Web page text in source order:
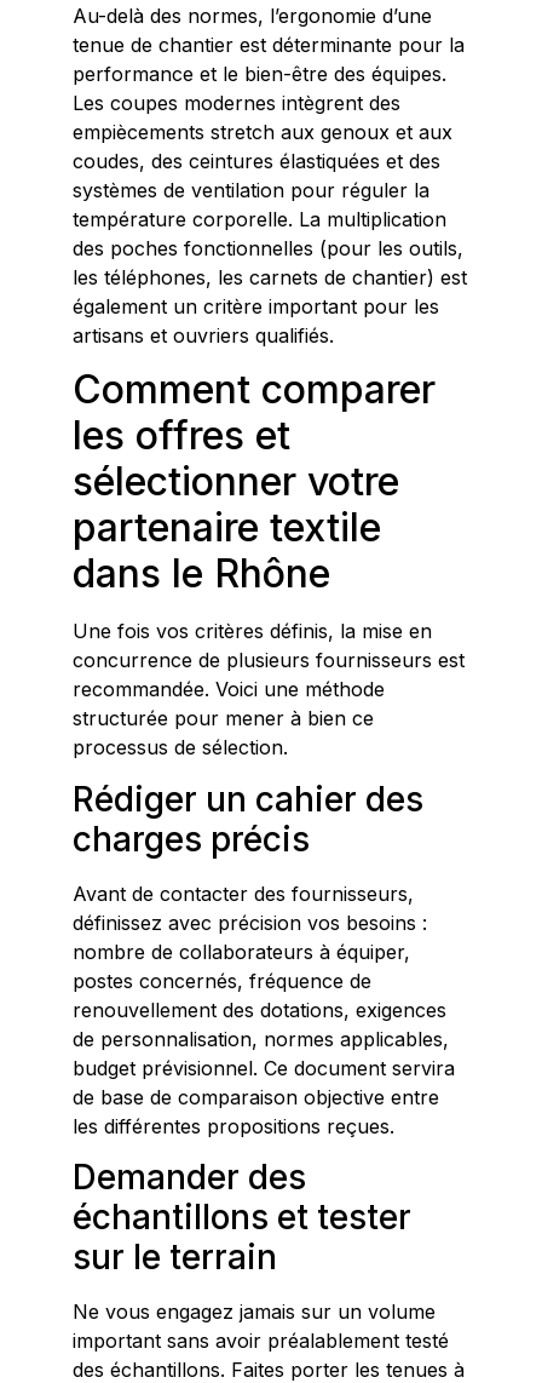
Au-delà des normes, l’ergonomie d’une
tenue de chantier est déterminante pour la
performance et le bien-être des équipes.
Les coupes modernes intègrent des
empiècements stretch aux genoux et aux
coudes, des ceintures élastiquées et des
systèmes de ventilation pour réguler la
température corporelle. La multiplication
des poches fonctionnelles (pour les outils,
les téléphones, les carnets de chantier) est
également un critère important pour les
artisans et ouvriers qualifiés.
Comment comparer
les offres et
sélectionner votre
partenaire textile
dans le Rhône
Une fois vos critères définis, la mise en
concurrence de plusieurs fournisseurs est
recommandée. Voici une méthode
structurée pour mener à bien ce
processus de sélection.
Rédiger un cahier des
charges précis
Avant de contacter des fournisseurs,
définissez avec précision vos besoins :
nombre de collaborateurs à équiper,
postes concernés, fréquence de
renouvellement des dotations, exigences
de personnalisation, normes applicables,
budget prévisionnel. Ce document servira
de base de comparaison objective entre
les différentes propositions reçues.
Demander des
échantillons et tester
sur le terrain
Ne vous engagez jamais sur un volume
important sans avoir préalablement testé
des échantillons. Faites porter les tenues à